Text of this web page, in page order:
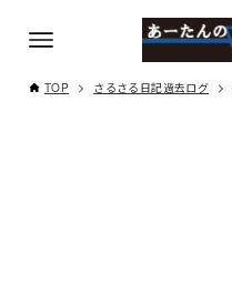
TOP さるさる日記過去ログ